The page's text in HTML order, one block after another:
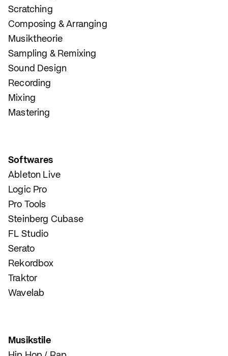
Scratching
Composing & Arranging
Musiktheorie
Sampling & Remixing
Sound Design
Recording
Mixing
Mastering
Softwares
Ableton Live
Logic Pro
Pro Tools
Steinberg Cubase
FL Studio
Serato
Rekordbox
Traktor
Wavelab
Musikstile